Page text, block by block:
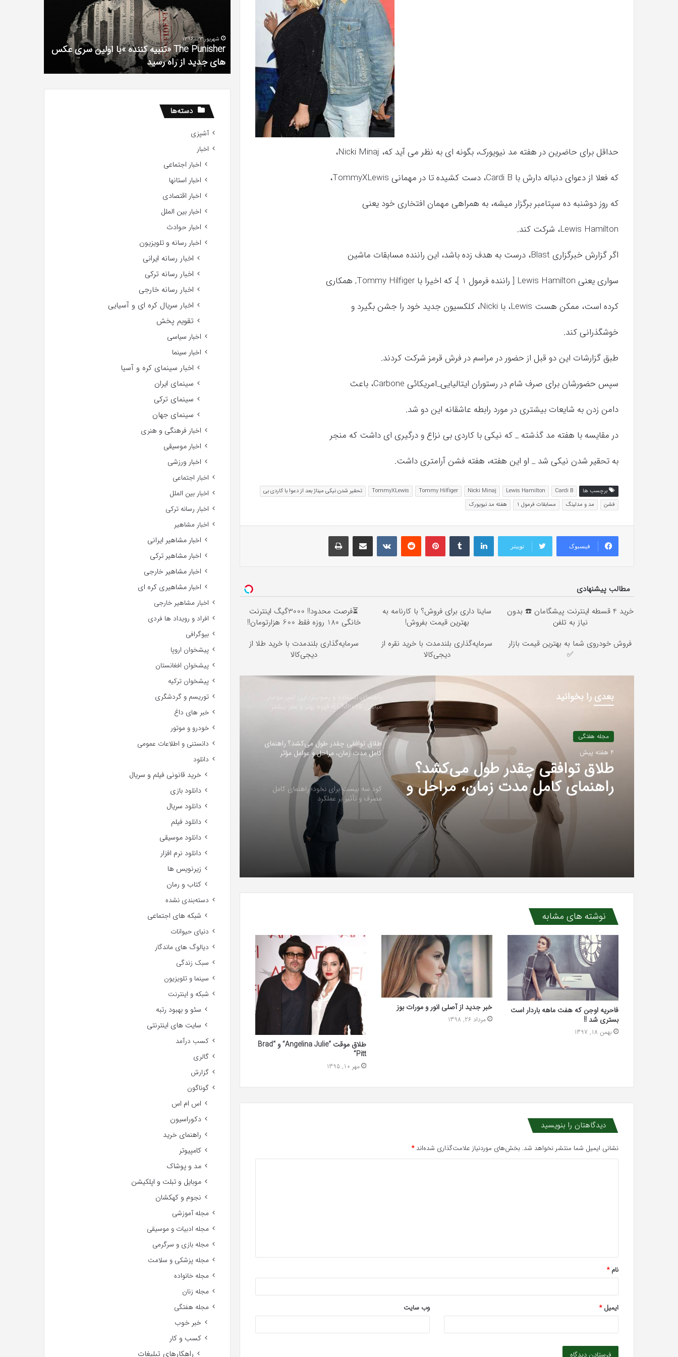
حداقل برای حاضرین در هفته مد نیویورک، بگونه ای به نظر می آید که، Nicki Minaj،
که فعلا از دعوای دنباله دارش با Cardi B، دست کشیده تا در مهمانی TommyXLewis،
که روز دوشنبه ده سپتامبر برگزار میشه، به همراهی مهمان افتخاری خود یعنی
Lewis Hamilton، شرکت کند.
اگر گزارش خبرگزاری Blast، درست به هدف زده باشد، این راننده مسابقات ماشین
سواری یعنی Lewis Hamilton [ راننده فرمول 1 ]، که اخیرا با Tommy Hilfiger, همکاری
کرده است، ممکن هست Lewis، با Nicki، کلکسیون جدید خود را جشن بگیرد و
خوشگذرانی کند.
طبق گزارشات این دو قبل از حضور در مراسم در فرش قرمز شرکت کردند.
سپس حضورشان برای صرف شام در رستوران ایتالیایی_امریکائی Carbone، باعث
دامن زدن به شایعات بیشتری در مورد رابطه عاشقانه این دو شد.
در مقایسه با هفته مد گذشته _ که نیکی با کاردی بی نزاع و درگیری ای داشت که منجر
به تحقیر شدن نیکی شد _ او این هفته، هفته فشن آرامتری داشت.
برچسب ها Cardi B
Lewis Hamilton
Nicki Minaj
Tommy Hilfiger
TommyXLewis
تحقیر شدن نیکی میناژ بعد از دعوا با کاردی بی
فشن
مد و مدلینگ مسابقات فرمول 1 هفته مد نیویورک
فیسبوک توییتر
لینکداینتامبلر پینتریستReddit
VKontakteاشتراک گذاری با ایمیل چاپ
مطالب پیشنهادی
خرید 4 قسطه اینترنت پیشگامان ☎️ بدون
نیاز به تلفن
ساینا داری برای فروش؟ با کارنامه به
بهترین قیمت بفروش!
⏳فرصت محدود!! 3000گیگ اینترنت
خانگی 180 روزه فقط 600 هزارتومان!!
فروش خودروی شما به بهترین قیمت بازار
✅
سرمایه‌گذاری بلندمدت با خرید نقره از
دیجی‌کالا
سرمایه‌گذاری بلندمدت با خرید طلا از
دیجی‌کالا
بعدی را بخوانید
مجله هفتگی
4 هفته پیش
طلاق توافقی چقدر طول می‌کشد؟
راهنمای کامل مدت زمان، مراحل و
عوامل مؤثر
راهنمای استفاده و رسوب‌زدایی اسپرسوساز
مباشی ECM2025؛ قهوه بهتر و عمر بیشتر
طلاق توافقی چقدر طول می‌کشد؟ راهنمای
کامل مدت زمان، مراحل و عوامل مؤثر
کود سه بیست برای نخود؛ راهنمای کامل
مصرف و تأثیر بر عملکرد
نوشته های مشابه
فاحریه اوجن که هفت ماهه باردار است
بستری شد !!
بهمن 18, 1397
خبر جدید از آصلی انور و مورات بوز
مرداد 26, 1398
طلاق موقت “Angelina Julie” و “Brad
Pitt”
مهر 10, 1395
دیدگاهتان را بنویسید
نشانی ایمیل شما منتشر نخواهد شد. بخش‌های موردنیاز علامت‌گذاری شده‌اند*
*
نام*
ایمیل* وب‌ سایت
کریستن بل می دانست که “فروزن 2” موفق
خواهد بود.
عکس
های
جدید
از
شهریور 23, 1396
The Punisher «تنبیه کننده »با اولین سری عکس
های جدید از راه رسید
دسته‌ها
آشپزی
اخبار
اخبار اجتماعی
اخبار استانها
اخبار اقتصادی
اخبار بین الملل
اخبار حوادث
اخبار رسانه و تلویزیون
اخبار رسانه ایرانی
اخبار رسانه ترکی
اخبار رسانه خارجی
اخبار سریال کره ای و آسیایی
تقویم پخش
اخبار سیاسی
اخبار سینما
اخبار سینمای کره و آسیا
سینمای ایران
سینمای ترکی
سینمای جهان
اخبار فرهنگی و هنری
اخبار موسیقی
اخبار ورزشی
اخبار اجتماعی
اخبار بین الملل
اخبار رسانه ترکی
اخبار مشاهیر
اخبار مشاهیر ایرانی
اخبار مشاهیر ترکی
اخبار مشاهیر خارجی
اخبار مشاهیری کره ای
اخبار مشاهیر خارجی
افراد و رویداد ها فردی
بیوگرافی
پیشخوان اروپا
پیشخوان افغانستان
پیشخوان ترکیه
توریسم و گردشگری
خبر های داغ
خودرو و موتور
دانستنی و اطلاعات عمومی
دانلود
خرید قانونی فیلم و سریال
دانلود بازی
دانلود سریال
دانلود فیلم
دانلود موسیقی
دانلود نرم افزار
زیرنویس ها
کتاب و رمان
دسته‌بندی نشده
شبکه های اجتماعی
دنیای حیوانات
دیالوگ های ماندگار
سبک زندگی
سینما و تلویزیون
شبکه و اینترنت
سئو و بهبود رتبه
سایت های اینترنتی
کسب درآمد
گالری
گزارش
گوناگون
اس ام اس
دکوراسیون
راهنمای خرید
کامپیوتر
مد و پوشاک
موبایل و تبلت و اپلکیشن
نجوم و کهکشان
مجله آموزشی
مجله ادبیات و موسیقی
مجله بازی و سرگرمی
مجله پزشکی و سلامت
مجله خانواده
مجله زنان
مجله هفتگی
خبر خوب
کسب و کار
راهکارهای تبلیغات